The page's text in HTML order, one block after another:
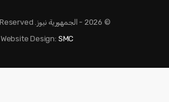
© 2026 - الجمهورية نيوز. All Rights Reserved.
Website Design: SMC